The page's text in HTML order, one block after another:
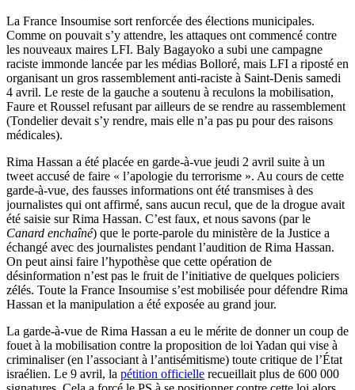
La France Insoumise sort renforcée des élections municipales.
Comme on pouvait s’y attendre, les attaques ont commencé contre
les nouveaux maires LFI. Baly Bagayoko a subi une campagne
raciste immonde lancée par les médias Bolloré, mais LFI a riposté en
organisant un gros rassemblement anti-raciste à Saint-Denis samedi
4 avril. Le reste de la gauche a soutenu à reculons la mobilisation,
Faure et Roussel refusant par ailleurs de se rendre au rassemblement
(Tondelier devait s’y rendre, mais elle n’a pas pu pour des raisons
médicales).
Rima Hassan a été placée en garde-à-vue jeudi 2 avril suite à un
tweet accusé de faire « l’apologie du terrorisme ». Au cours de cette
garde-à-vue, des fausses informations ont été transmises à des
journalistes qui ont affirmé, sans aucun recul, que de la drogue avait
été saisie sur Rima Hassan. C’est faux, et nous savons (par le
Canard enchaîné) que le porte-parole du ministère de la Justice a
échangé avec des journalistes pendant l’audition de Rima Hassan.
On peut ainsi faire l’hypothèse que cette opération de
désinformation n’est pas le fruit de l’initiative de quelques policiers
zélés. Toute la France Insoumise s’est mobilisée pour défendre Rima
Hassan et la manipulation a été exposée au grand jour.
La garde-à-vue de Rima Hassan a eu le mérite de donner un coup de
fouet à la mobilisation contre la proposition de loi Yadan qui vise à
criminaliser (en l’associant à l’antisémitisme) toute critique de l’État
israélien. Le 9 avril, la pétition officielle recueillait plus de 600 000